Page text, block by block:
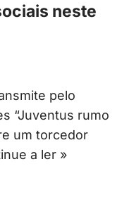
neste
pelo
“Juventus rumo
um torcedor
a ler »